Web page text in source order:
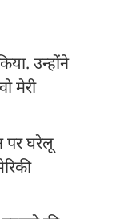
उन्होंने
मेरी
पर घरेलू